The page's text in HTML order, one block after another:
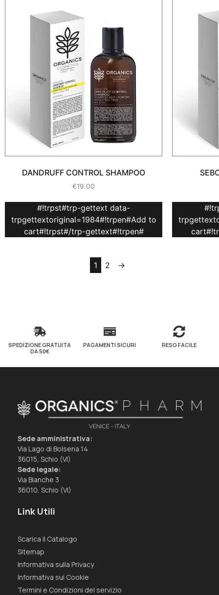
DANDRUFF CONTROL SHAMPOO
€19.00
#!trpst#trp-gettext data-
trpgettextoriginal=1984#!trpen#Add to
cart#!trpst#/trp-gettext#!trpen#
1 2 →
SPEDIZIONE GRATUITA
DA 50€
PAGAMENTI SICURI RESO FACILE
Sede amministrativa:
Via Lago di Bolsena 14
36015, Schio (VI)
Sede legale:
Via Bianche 3
36010, Schio (VI)
Link Utili
Scarica il Catalogo
Sitemap
Informativa sulla Privacy
Informativa sui Cookie
Termini e Condizioni del servizio